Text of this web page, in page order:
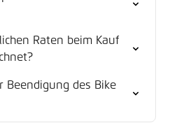
Raten beim Kauf
des Bike